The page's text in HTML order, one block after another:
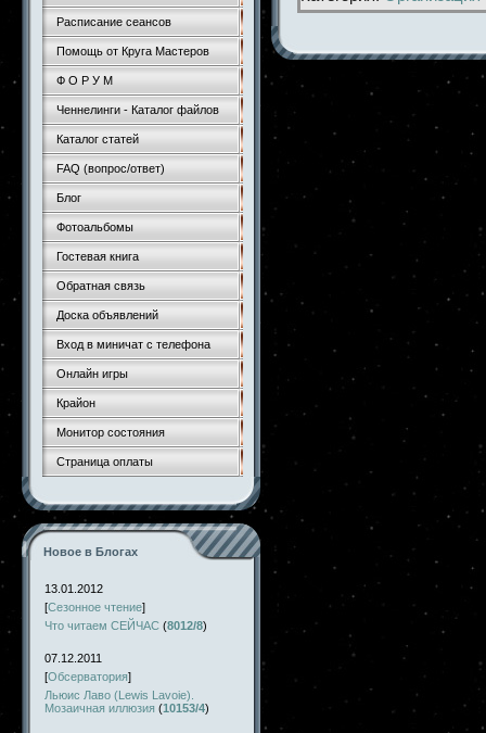
Расписание сеансов
Помощь от Круга Мастеров
Ф О Р У М
Ченнелинги - Каталог файлов
Каталог статей
FAQ (вопрос/ответ)
Блог
Фотоальбомы
Гостевая книга
Обратная связь
Доска объявлений
Вход в миничат с телефона
Онлайн игры
Крайон
Монитор состояния
Страница оплаты
Новое в Блогах
13.01.2012
[Сезонное чтение]
Что читаем СЕЙЧАС (8012/8)
07.12.2011
[Обсерватория]
Льюис Лаво (Lewis Lavoie).
Мозаичная иллюзия (10153/4)